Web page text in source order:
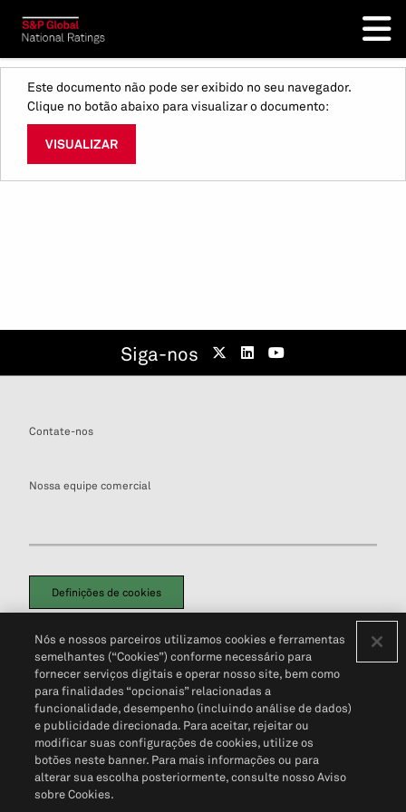
Este documento não pode ser exibido no seu navegador.
Clique no botão abaixo para visualizar o documento:
VISUALIZAR
Siga-nos
Contate-nos
Nossa equipe comercial
Definições de cookies
Política de PrivacidadePortal de privacidade do cliente (em inglês)
Não Venda Minhas Informações Pessoais© 2026 S&P Global
Nós e nossos parceiros utilizamos cookies e ferramentas
semelhantes (“Cookies”) conforme necessário para
fornecer serviços digitais e operar nosso site, bem como
para finalidades “opcionais” relacionadas a
funcionalidade, desempenho (incluindo análise de dados)
e publicidade direcionada. Para aceitar, rejeitar ou
modificar suas configurações de cookies, utilize os
botões neste banner. Para mais informações ou para
alterar sua escolha posteriormente, consulte nosso Aviso
sobre Cookies.